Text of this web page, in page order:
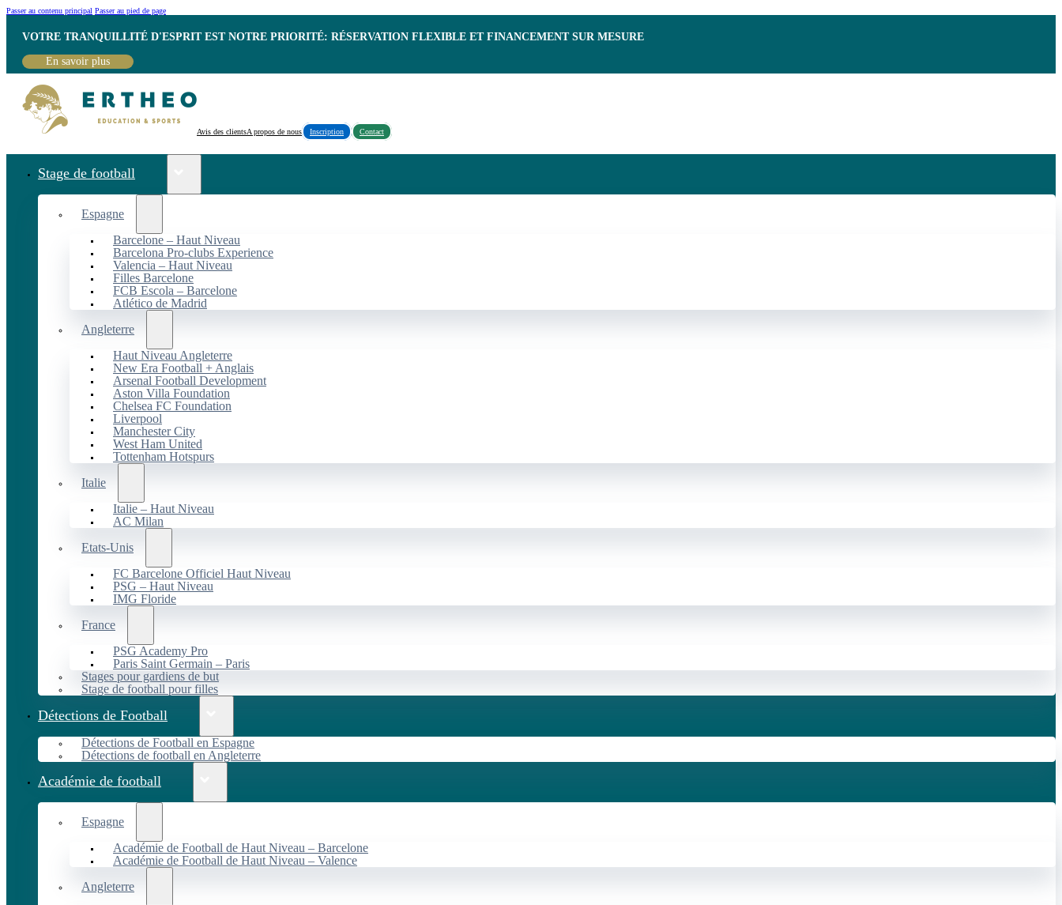
Passer au contenu principal Passer au pied de page
VOTRE TRANQUILLITÉ D'ESPRIT EST NOTRE PRIORITÉ: RÉSERVATION FLEXIBLE ET FINANCEMENT SUR MESURE
En savoir plus
Avis des clientsA propos de nous Inscription Contact
Stage de football
Espagne
Barcelone – Haut Niveau
Barcelona Pro-clubs Experience
Valencia – Haut Niveau
Filles Barcelone
FCB Escola – Barcelone
Atlético de Madrid
Angleterre
Haut Niveau Angleterre
New Era Football + Anglais
Arsenal Football Development
Aston Villa Foundation
Chelsea FC Foundation
Liverpool
Manchester City
West Ham United
Tottenham Hotspurs
Italie
Italie – Haut Niveau
AC Milan
Etats-Unis
FC Barcelone Officiel Haut Niveau
PSG – Haut Niveau
IMG Floride
France
PSG Academy Pro
Paris Saint Germain – Paris
Stages pour gardiens de but
Stage de football pour filles
Détections de Football
Détections de Football en Espagne
Détections de football en Angleterre
Académie de football
Espagne
Académie de Football de Haut Niveau – Barcelone
Académie de Football de Haut Niveau – Valence
Angleterre